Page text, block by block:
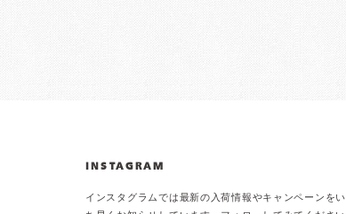
INSTAGRAM
インスタグラムでは最新の入荷情報やキャンペーンをい